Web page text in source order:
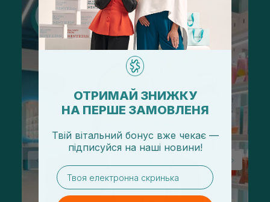
ОТРИМАЙ ЗНИЖКУ
НА ПЕРШЕ ЗАМОВЛЕНЯ
Твій вітальний бонус вже чекає —
підписуйся на наші новини!
email